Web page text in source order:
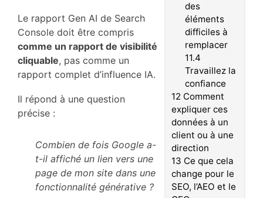
des
éléments
difficiles à
remplacer
11.4
Travaillez la
confiance
12 Comment
expliquer ces
données à un
client ou à une
direction
13 Ce que cela
change pour le
SEO, l’AEO et le
Le rapport Gen AI de Search
Console doit être compris
comme un rapport de visibilité
cliquable, pas comme un
rapport complet d’influence IA.
Il répond à une question
précise :
Combien de fois Google a-
t-il affiché un lien vers une
page de mon site dans une
fonctionnalité générative ?